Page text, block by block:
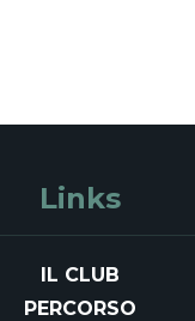
Links
IL CLUB
PERCORSO